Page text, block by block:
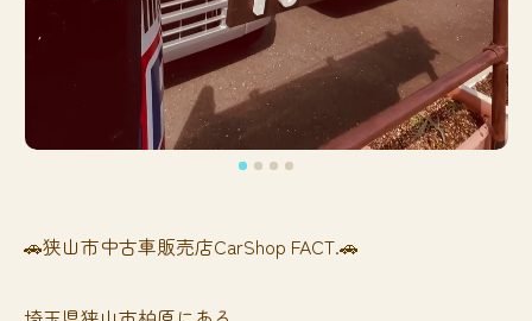
🚗狭山市中古車販売店CarShop FACT.🚗